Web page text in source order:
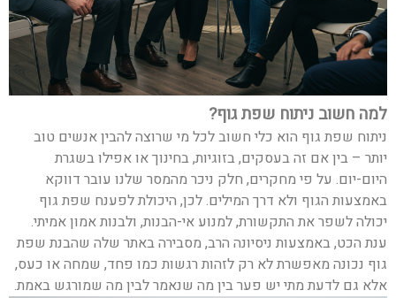
למה חשוב ניתוח שפת גוף?
ניתוח שפת גוף הוא כלי חשוב לכל מי שרוצה להבין אנשים טוב
יותר – בין אם זה בעסקים, בזוגיות, בחינוך או אפילו בשגרת
היום-יום. על פי מחקרים, חלק ניכר מהמסר שלנו עובר דווקא
באמצעות הגוף ולא דרך המילים. לכן, היכולת לפענח שפת גוף
יכולה לשפר את התקשורת, למנוע אי-הבנות, ולבנות אמון אמיתי.
ענת הכט, באמצעות ניסיונה הרב, מסבירה באתר שלה שהבנת שפת
גוף נכונה מאפשרת לא רק לזהות רגשות כמו פחד, שמחה או כעס,
אלא גם לדעת מתי יש פער בין מה שנאמר לבין מה שמורגש באמת.